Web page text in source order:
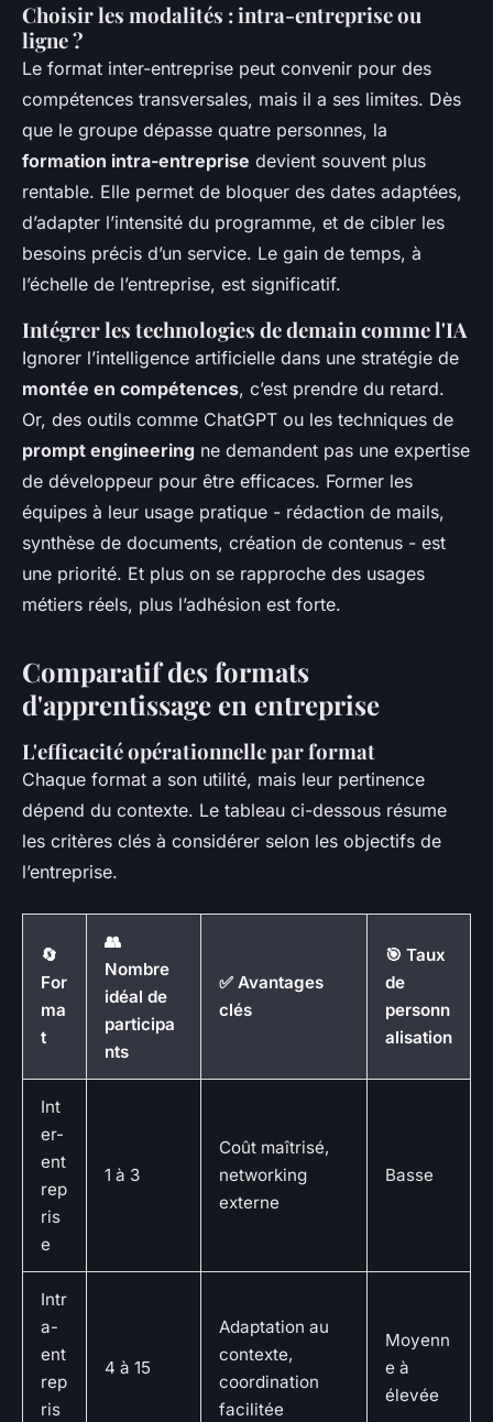
Choisir les modalités : intra-entreprise ou
ligne ?
Le format inter-entreprise peut convenir pour des
compétences transversales, mais il a ses limites. Dès
que le groupe dépasse quatre personnes, la
formation intra-entreprise devient souvent plus
rentable. Elle permet de bloquer des dates adaptées,
d’adapter l’intensité du programme, et de cibler les
besoins précis d’un service. Le gain de temps, à
l’échelle de l’entreprise, est significatif.
Intégrer les technologies de demain comme l'IA
Ignorer l’intelligence artificielle dans une stratégie de
montée en compétences, c’est prendre du retard.
Or, des outils comme ChatGPT ou les techniques de
prompt engineering ne demandent pas une expertise
de développeur pour être efficaces. Former les
équipes à leur usage pratique - rédaction de mails,
synthèse de documents, création de contenus - est
une priorité. Et plus on se rapproche des usages
métiers réels, plus l’adhésion est forte.
Comparatif des formats
d'apprentissage en entreprise
L'efficacité opérationnelle par format
Chaque format a son utilité, mais leur pertinence
dépend du contexte. Le tableau ci-dessous résume
les critères clés à considérer selon les objectifs de
l’entreprise.
🔄
For
ma
t
👥
Nombre
idéal de
participa
nts
✅ Avantages
clés
🎯 Taux
de
personn
alisation
Int
er-
ent
rep
ris
e
1 à 3
Coût maîtrisé,
networking
externe
Basse
Intr
a-
ent
rep
ris
4 à 15
Adaptation au
contexte,
coordination
facilitée
Moyenn
e à
élevée